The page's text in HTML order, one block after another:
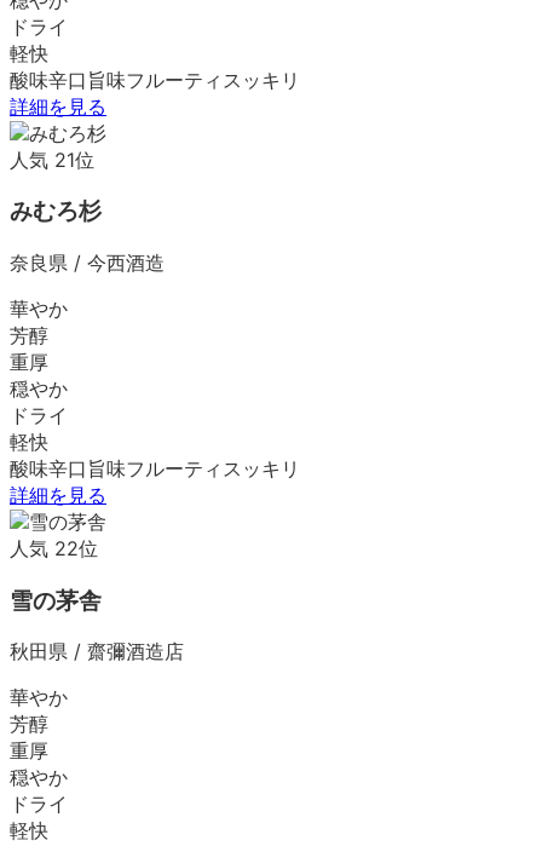
ドライ
軽快
酸味辛口 旨味フルーティ スッキリ
詳細を見る
人気 21位
みむろ杉
奈良県 / 今西酒造
華やか
芳醇
重厚
穏やか
ドライ
軽快
酸味辛口 旨味フルーティ スッキリ
詳細を見る
人気 22位
雪の茅舎
秋田県 / 齋彌酒造店
華やか
芳醇
重厚
穏やか
ドライ
軽快